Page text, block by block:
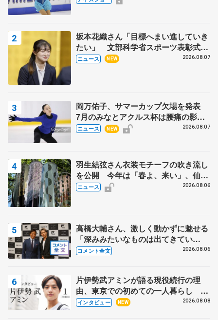
坂本花織さん「目標へまい進していき
たい」 文部科学省スポーツ表彰式で
代表謝辞
ニュース NEW 2026.08.07
岡万佑子、サマーカップ欠場を発表
7月のみなとアクルス杯は腰痛の影響
で
ニュース NEW 2026.08.07
羽生結弦さん衣装モチーフの吹き流し
を公開 今年は「春よ、来い」、仙台
の瑞鳳殿
ニュース 2026.08.06
高橋大輔さん、激しく動かずに魅せる
「深みみたいなものは出てきてい
る？」 〝兄さん〟と慕うレジェンド
コメント全文 2026.08.06
片伊勢武アミンが語る現役続行の理
由、東京での初めての一人暮らし 注
目スケーターの「今」に迫る
インタビュー NEW 2026.08.08